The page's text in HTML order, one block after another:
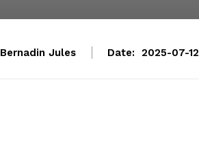
Bernadin Jules Date: 2025-07-12